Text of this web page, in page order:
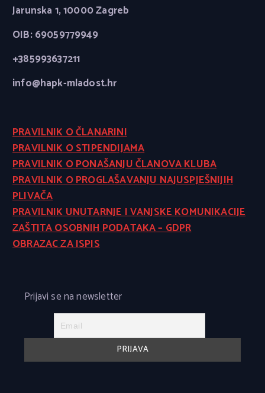
Jarunska 1, 10000 Zagreb
OIB: 69059779949
+385993637211
info@hapk-mladost.hr
PRAVILNIK O ČLANARINI
PRAVILNIK O STIPENDIJAMA
PRAVILNIK O PONAŠANJU ČLANOVA KLUBA
PRAVILNIK O PROGLAŠAVANJU NAJUSPJEŠNIJIH
PLIVAČA
PRAVILNIK UNUTARNJE I VANJSKE KOMUNIKACIJE
ZAŠTITA OSOBNIH PODATAKA – GDPR
OBRAZAC ZA ISPIS
Prijavi se na newsletter